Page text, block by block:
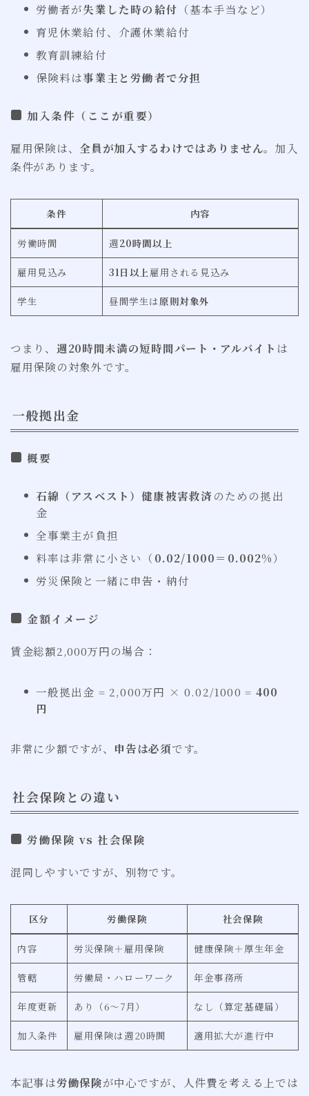
労働者が失業した時の給付 （基本手当など）
育児休業給付、介護休業給付
教育訓練給付
保険料は事業主と労働者で分担
加入条件（ここが重要）
雇用保険は、 全員が加入するわけではありません。加入
条件があります。
条件 内容
労働時間 週20時間以上
雇用見込み 31日以上 雇用される見込み
学生 昼間学生は原則対象外
つまり、 週20時間未満の短時間パート・アルバイト は
雇用保険の対象外です。
一般拠出金
概要
石綿（アスベスト）健康被害救済のための拠出
金
全事業主が負担
料率は非常に小さい（0.02/1000＝0.002%）
労災保険と一緒に申告・納付
金額イメージ
賃金総額2,000万円の場合：
一般拠出金 = 2,000万円 × 0.02/1000 = 400
円
非常に少額ですが、 申告は必須です。
社会保険との違い
労働保険 vs 社会保険
混同しやすいですが、別物です。
区分 労働保険 社会保険
内容 労災保険＋雇用保険 健康保険＋厚生年金
管轄 労働局・ハローワーク 年金事務所
年度更新 あり（6〜7月） なし（算定基礎届）
加入条件 雇用保険は週20時間 適用拡大が進行中
本記事は労働保険が中心ですが、人件費を考える上では